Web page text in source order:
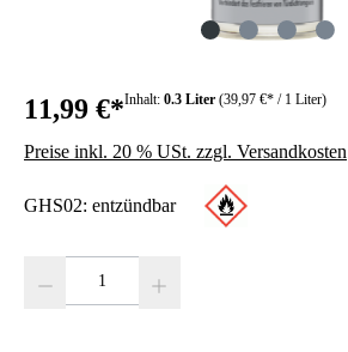
11,99 €*Inhalt: 0.3 Liter (39,97 €* / 1 Liter)
Preise inkl. 20 % USt. zzgl. Versandkosten
GHS02: entzündbar